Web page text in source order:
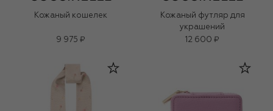
Кожаный кошелек
9 975 ₽
Кожаный футляр для
украшений
12 600 ₽